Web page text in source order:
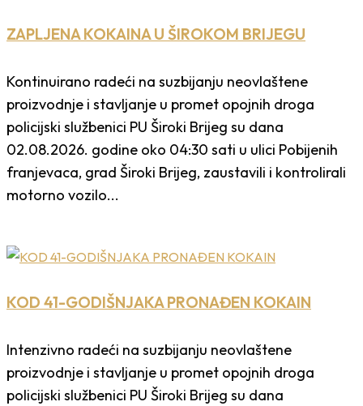
ZAPLJENA KOKAINA U ŠIROKOM BRIJEGU
Kontinuirano radeći na suzbijanju neovlaštene
proizvodnje i stavljanje u promet opojnih droga
policijski službenici PU Široki Brijeg su dana
02.08.2026. godine oko 04:30 sati u ulici Pobijenih
franjevaca, grad Široki Brijeg, zaustavili i kontrolirali
motorno vozilo...
KOD 41-GODIŠNJAKA PRONAĐEN KOKAIN
Intenzivno radeći na suzbijanju neovlaštene
proizvodnje i stavljanje u promet opojnih droga
policijski službenici PU Široki Brijeg su dana